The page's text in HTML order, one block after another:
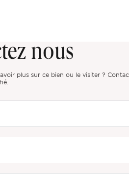
nous
plus sur ce bien ou le visiter ?